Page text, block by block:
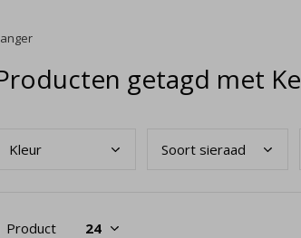
getagd met
Kleur Soort sieraad
Product